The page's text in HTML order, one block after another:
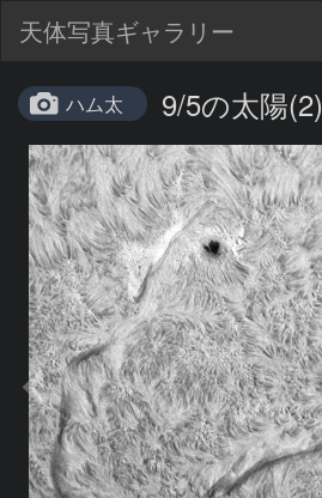
天体写真ギャラリー
ハム太 9/5の太陽(2)